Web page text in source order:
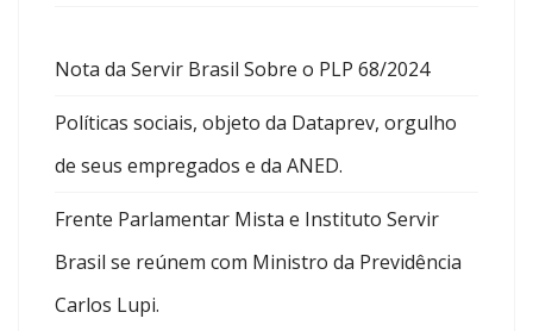
Nota da Servir Brasil Sobre o PLP 68/2024
Políticas sociais, objeto da Dataprev, orgulho
de seus empregados e da ANED.
Frente Parlamentar Mista e Instituto Servir
Brasil se reúnem com Ministro da Previdência
Carlos Lupi.